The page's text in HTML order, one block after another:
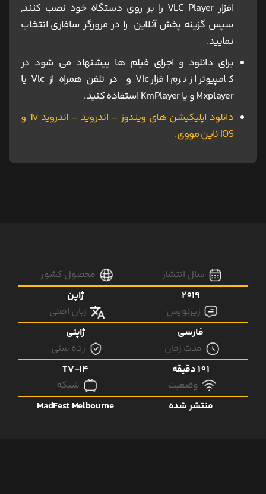
افزار VLC Player را بر روی دستگاه خود نصب کنند,
سپس گزینه پخش آنلاین را در مرورگر سافاری انتخاب
نمایید.
برای دانلود و اجرای فیلم ها پیشنهاد می شود در
کامپیوتر از نرم افزار Vlc و در تلفن همراه از Vlc یا
Mxplayer و یا KmPlayer استفاده کنید.
دانلود اپلیکیشن های ویندوز – اندروید – اندروید Tv و
IOS ناین مووی.
سال انتشار
2019
محصول کشور
ژاپن
زیرنویس
فارسی
زبان اصلی
ژاپنی
مدت زمان
101 دقیقه
رده سنی
TV-14
وضعیت
منتشر شده
شبکه
MadFest Melbourne